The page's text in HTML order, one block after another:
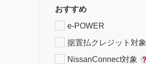
おすすめ
e-POWER
据置払クレジット対象
NissanConnect対象